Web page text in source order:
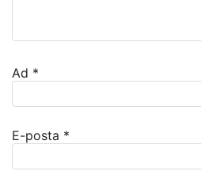
Ad *
E-posta *